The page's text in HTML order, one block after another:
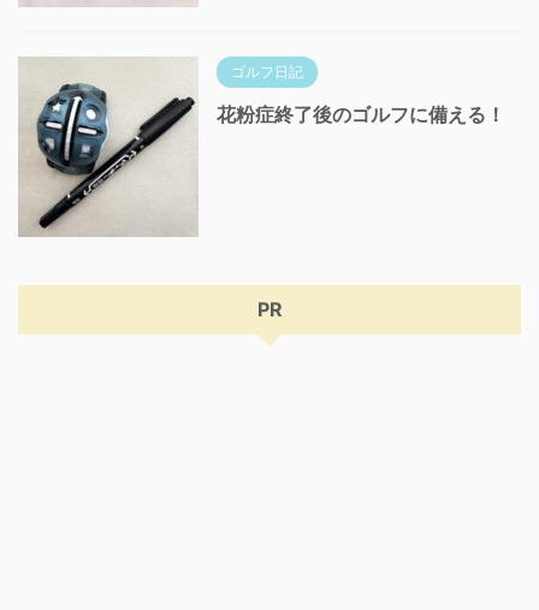
ゴルフ日記
花粉症終了後のゴルフに備える！
PR